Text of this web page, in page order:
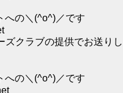
への＼(^o^)／です
ズクラブの提供でお送りし
への＼(^o^)／です